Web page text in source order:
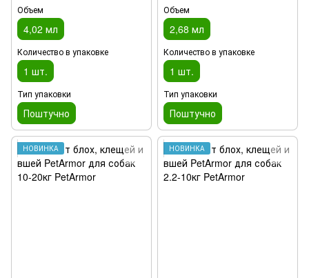
Объем
4,02 мл
Количество в упаковке
1 шт.
Тип упаковки
Поштучно
Объем
2,68 мл
Количество в упаковке
1 шт.
Тип упаковки
Поштучно
НОВИНКА НОВИНКА